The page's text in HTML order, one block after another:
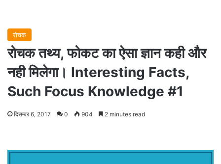
रोचक
रोचक तथ्य, फोकट का ऐसा ज्ञान कही और
नही मिलेगा। Interesting Facts,
Such Focus Knowledge #1
दिसम्बर 6, 2017 0 904 2 minutes read